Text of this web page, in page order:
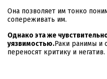
Она позволяет им тонко
сопереживать им.
Однако эта же
уязвимостью.Раки ранимы и
переносят критику и негатив.